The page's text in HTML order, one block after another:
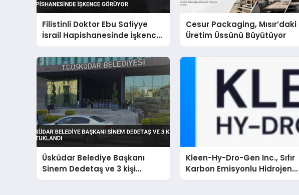
Filistinli Doktor Ebu Safiyye
İsrail Hapishanesinde İşkence
Görüyor
Cesur Packaging, Mısır’daki
Üretim Üssünü Büyütüyor
Üsküdar Belediye Başkanı
Sinem Dedetaş ve 3 kişi
tutuklandı
Kleen-Hy-Dro-Gen Inc., Sıfır
Karbon Emisyonlu Hidrojen
Isıtma Teknolojisinde ISO ve